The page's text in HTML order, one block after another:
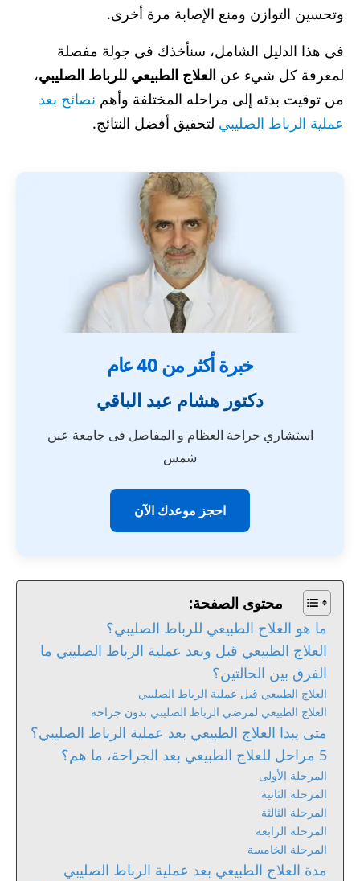
وتحسين التوازن ومنع الإصابة مرة أخرى.
في هذا الدليل الشامل، سنأخذك في جولة مفصلة
لمعرفة كل شيء عن العلاج الطبيعي للرباط الصليبي،
من توقيت بدئه إلى مراحله المختلفة وأهم نصائح بعد
عملية الرباط الصليبي لتحقيق أفضل النتائج.
خبرة أكثر من 40 عام
دكتور هشام عبد الباقي
استشاري جراحة العظام و المفاصل فى جامعة عين
شمس
احجز موعدك الآن
محتوى الصفحة:
ما هو العلاج الطبيعي للرباط الصليبي؟
العلاج الطبيعي قبل وبعد عملية الرباط الصليبي ما
الفرق بين الحالتين؟
العلاج الطبيعي قبل عملية الرباط الصليبي
العلاج الطبيعي لمرضي الرباط الصليبي بدون جراحة
متى يبدا العلاج الطبيعي بعد عملية الرباط الصليبي​؟
5 مراحل للعلاج الطبيعي بعد الجراحة، ما هم؟
المرحلة الأولى
المرحلة الثانية
المرحلة الثالثة
المرحلة الرابعة
المرحلة الخامسة
مدة العلاج الطبيعي بعد عملية الرباط الصليبي